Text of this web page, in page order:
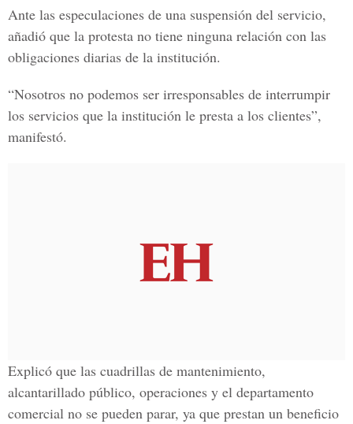
Ante las especulaciones de una suspensión del servicio,
añadió que la protesta no tiene ninguna relación con las
obligaciones diarias de la institución.
“Nosotros no podemos ser irresponsables de interrumpir
los servicios que la institución le presta a los clientes”,
manifestó.
Explicó que las cuadrillas de mantenimiento,
alcantarillado público, operaciones y el departamento
comercial no se pueden parar, ya que prestan un beneficio